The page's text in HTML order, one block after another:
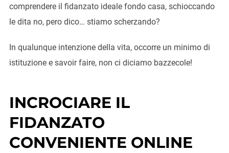
comprendere il fidanzato ideale fondo casa, schioccando
le dita no, pero dico… stiamo scherzando?
In qualunque intenzione della vita, occorre un minimo di
istituzione e savoir faire, non ci diciamo bazzecole!
INCROCIARE IL
FIDANZATO
CONVENIENTE ONLINE